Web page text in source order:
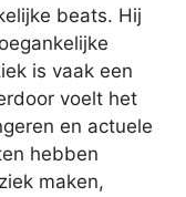
beats. Hij
is vaak een
voelt het
en actuele
hebben
maken,